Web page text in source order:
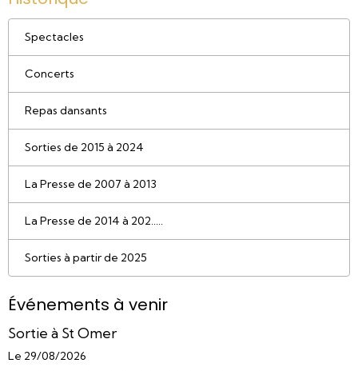
Spectacles
Concerts
Repas dansants
Sorties de 2015 à 2024
La Presse de 2007 à 2013
La Presse de 2014 à 202.....
Sorties à partir de 2025
Événements à venir
Sortie à St Omer
Le 29/08/2026